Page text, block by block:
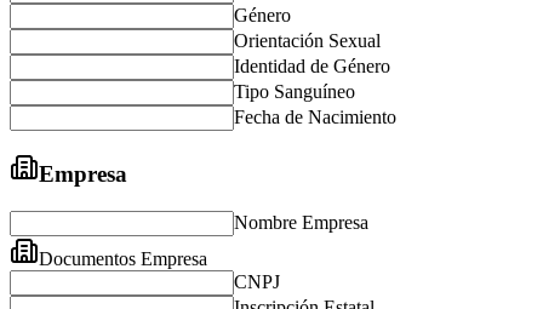
Género
Orientación Sexual
Identidad de Género
Tipo Sanguíneo
Fecha de Nacimiento
Empresa
Nombre Empresa
Documentos Empresa
CNPJ